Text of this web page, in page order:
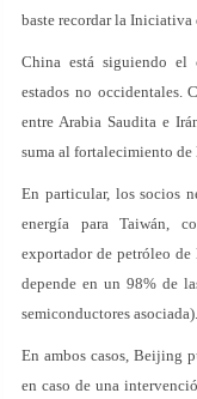
baste recordar la Iniciativa
China está siguiendo el
estados no occidentales.
entre Arabia Saudita e
suma al fortalecimiento de
En particular, los socios
energía para Taiwán,
exportador de petróleo
depende en un 98% de
semiconductores asociada).
En ambos casos, Beijing
en caso de una